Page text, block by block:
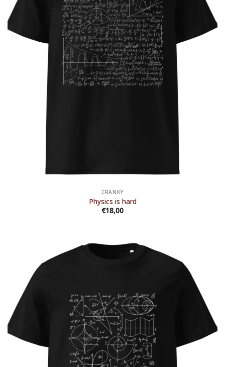
CRANKY
Physics is hard
€18,00